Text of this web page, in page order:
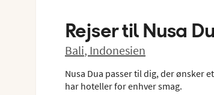
Rejser til Nusa
Bali, Indonesien
Nusa Dua passer til dig, der ønsker
har hoteller for enhver smag.